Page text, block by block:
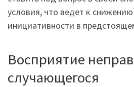
условия, что ведет к
инициативности в
Восприятие
случающегося